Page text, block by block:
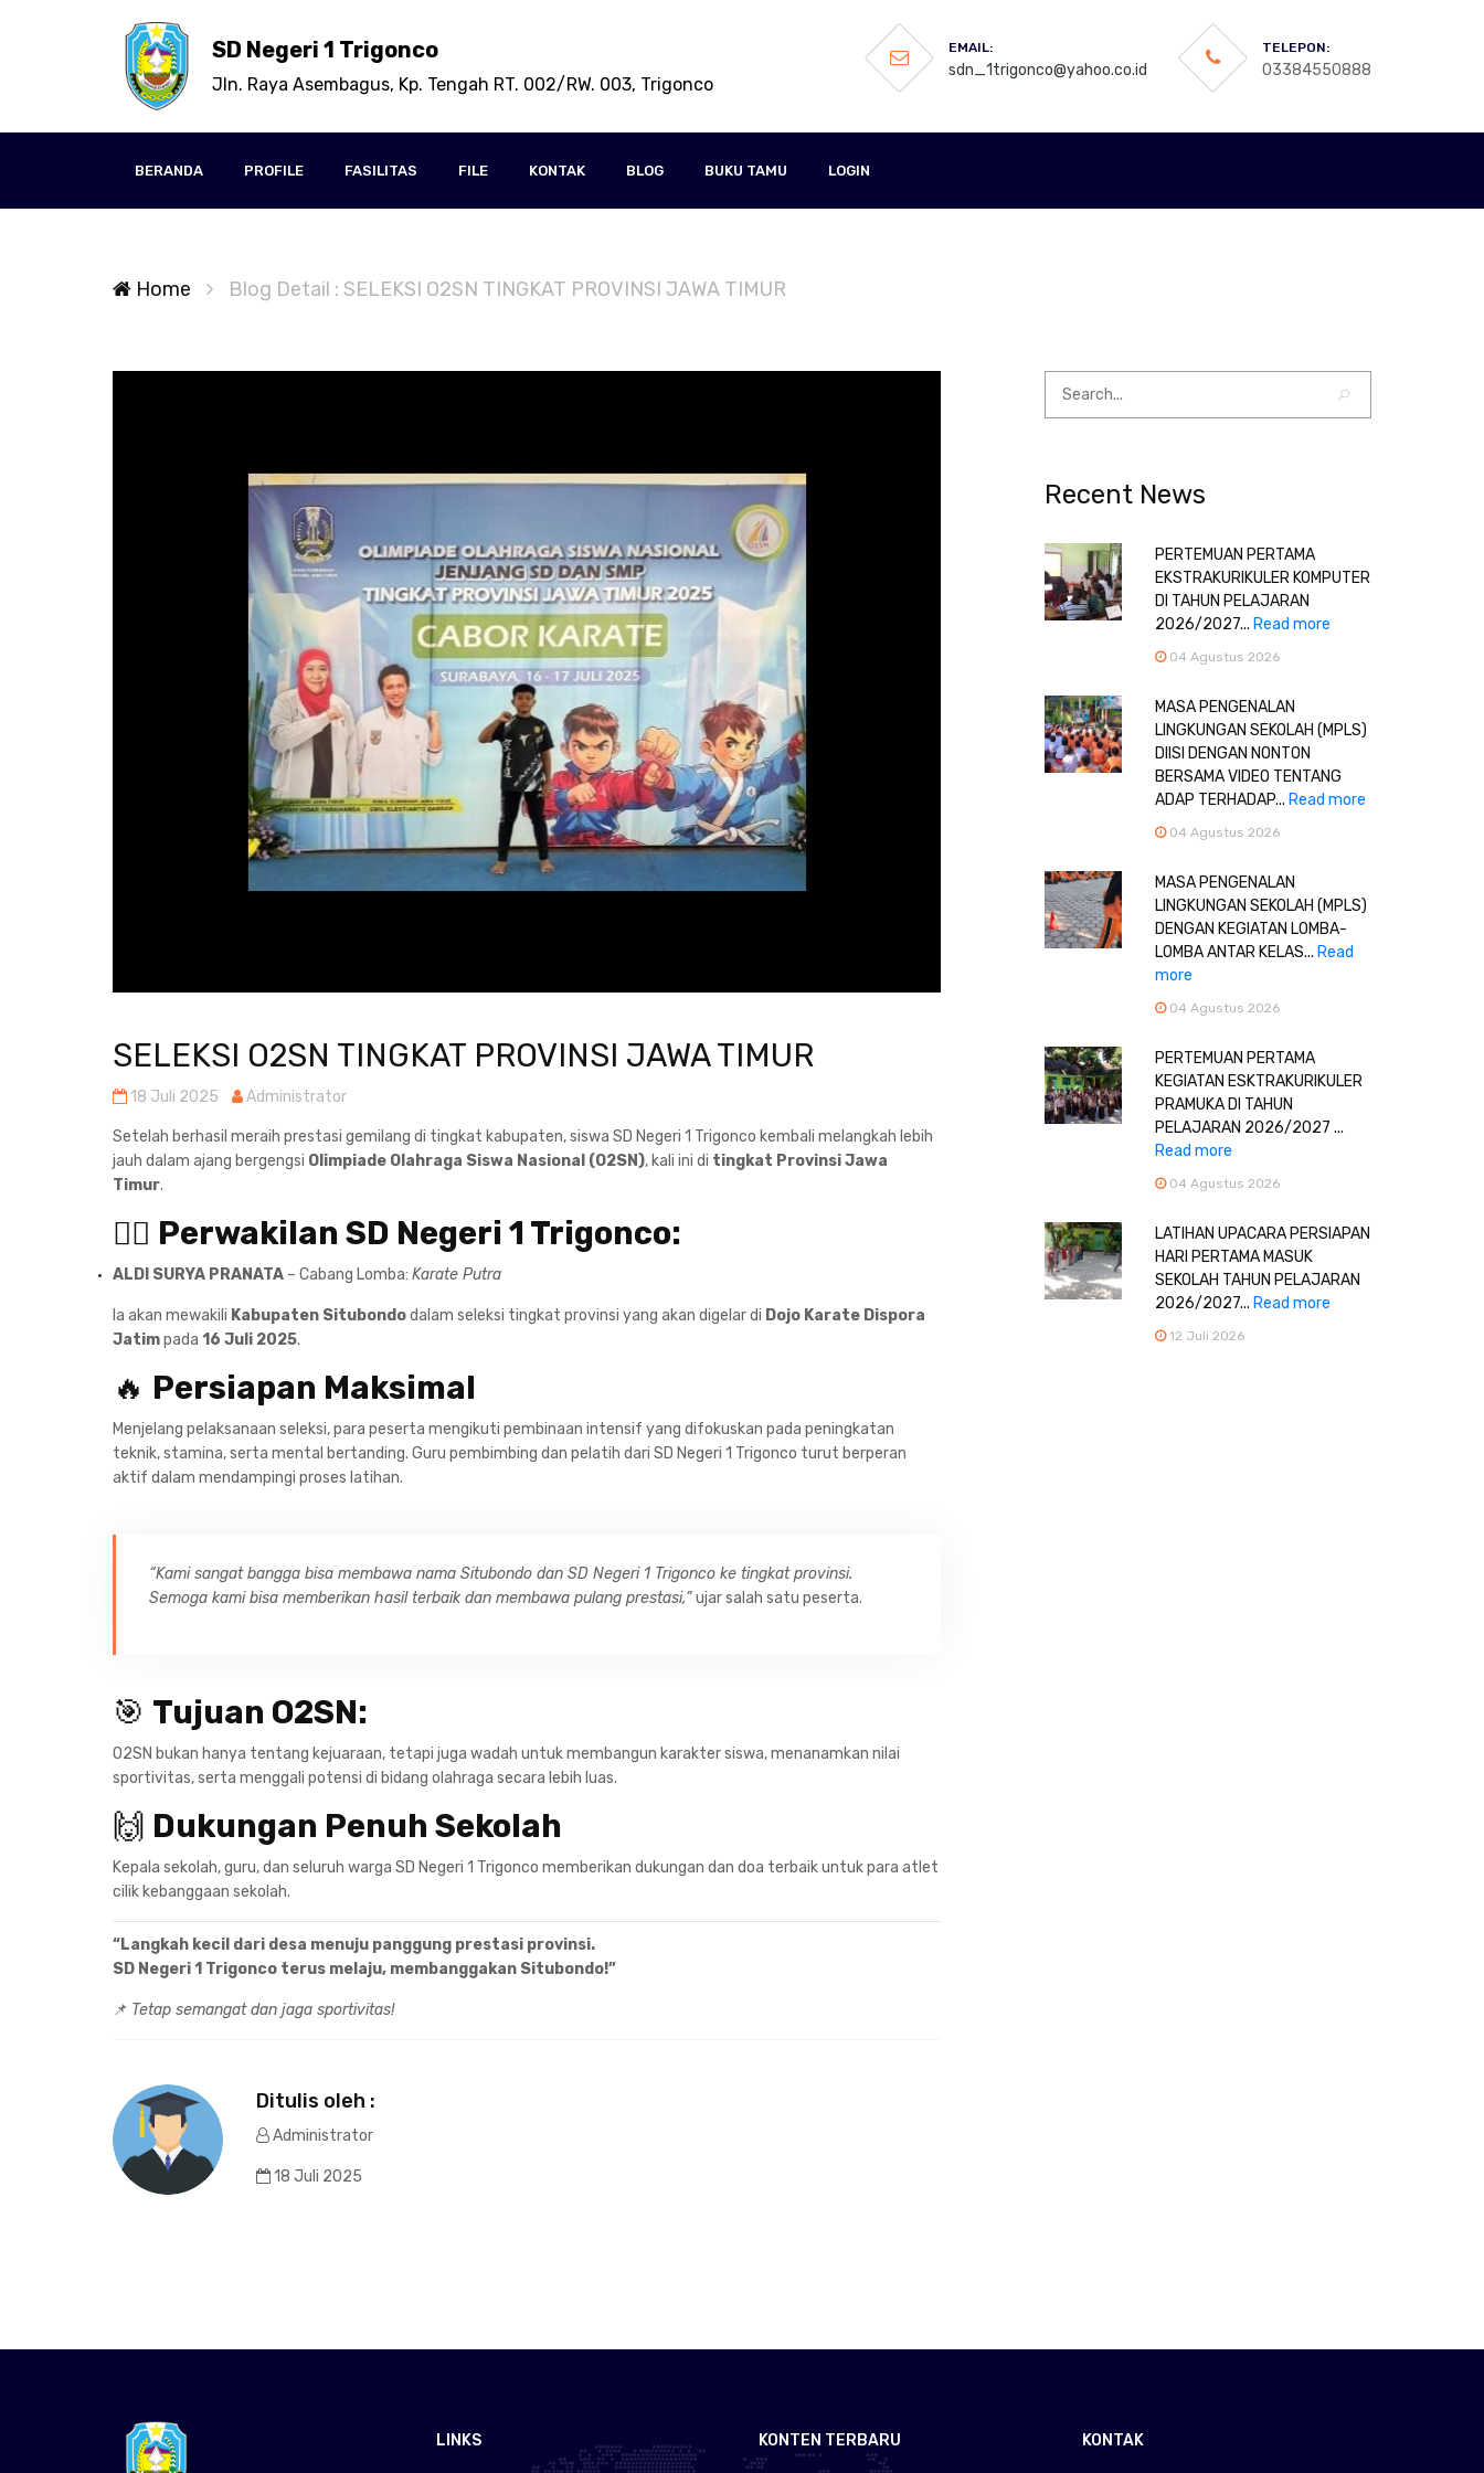
SD Negeri 1 Trigonco
Jln. Raya Asembagus, Kp. Tengah RT. 002/RW. 003, Trigonco
EMAIL:
sdn_1trigonco@yahoo.co.id
TELEPON:
03384550888
BERANDA PROFILE FASILITAS FILE KONTAK BLOG BUKU TAMU LOGIN
Home Blog Detail : SELEKSI O2SN TINGKAT PROVINSI JAWA TIMUR
SELEKSI O2SN TINGKAT PROVINSI JAWA TIMUR
18 Juli 2025 Administrator
Setelah berhasil meraih prestasi gemilang di tingkat kabupaten, siswa SD Negeri 1 Trigonco kembali melangkah lebih
jauh dalam ajang bergengsi Olimpiade Olahraga Siswa Nasional (O2SN), kali ini di tingkat Provinsi Jawa
Timur.
🏃‍♂️ Perwakilan SD Negeri 1 Trigonco:
ALDI SURYA PRANATA – Cabang Lomba: Karate Putra
Ia akan mewakili Kabupaten Situbondodalam seleksi tingkat provinsi yang akan digelar di Dojo Karate Dispora
Jatimpada 16 Juli 2025.
🔥 Persiapan Maksimal
Menjelang pelaksanaan seleksi, para peserta mengikuti pembinaan intensif yang difokuskan pada peningkatan
teknik, stamina, serta mental bertanding. Guru pembimbing dan pelatih dari SD Negeri 1 Trigonco turut berperan
aktif dalam mendampingi proses latihan.
“Kami sangat bangga bisa membawa nama Situbondo dan SD Negeri 1 Trigonco ke tingkat provinsi.
Semoga kami bisa memberikan hasil terbaik dan membawa pulang prestasi,”ujar salah satu peserta.
🎯 Tujuan O2SN:
O2SN bukan hanya tentang kejuaraan, tetapi juga wadah untuk membangun karakter siswa, menanamkan nilai
sportivitas, serta menggali potensi di bidang olahraga secara lebih luas.
🙌 Dukungan Penuh Sekolah
Kepala sekolah, guru, dan seluruh warga SD Negeri 1 Trigonco memberikan dukungan dan doa terbaik untuk para atlet
cilik kebanggaan sekolah.
“Langkah kecil dari desa menuju panggung prestasi provinsi.
SD Negeri 1 Trigonco terus melaju, membanggakan Situbondo!”
📌 Tetap semangat dan jaga sportivitas!
Ditulis oleh :
Administrator
18 Juli 2025
Recent News
PERTEMUAN PERTAMA
EKSTRAKURIKULER KOMPUTER
DI TAHUN PELAJARAN
2026/2027... Read more
04 Agustus 2026
MASA PENGENALAN
LINGKUNGAN SEKOLAH (MPLS)
DIISI DENGAN NONTON
BERSAMA VIDEO TENTANG
ADAP TERHADAP... Read more
04 Agustus 2026
MASA PENGENALAN
LINGKUNGAN SEKOLAH (MPLS)
DENGAN KEGIATAN LOMBA-
LOMBA ANTAR KELAS... Read
more
04 Agustus 2026
PERTEMUAN PERTAMA
KEGIATAN ESKTRAKURIKULER
PRAMUKA DI TAHUN
PELAJARAN 2026/2027 ...
Read more
04 Agustus 2026
LATIHAN UPACARA PERSIAPAN
HARI PERTAMA MASUK
SEKOLAH TAHUN PELAJARAN
2026/2027... Read more
12 Juli 2026
LINKS KONTEN TERBARU KONTAK